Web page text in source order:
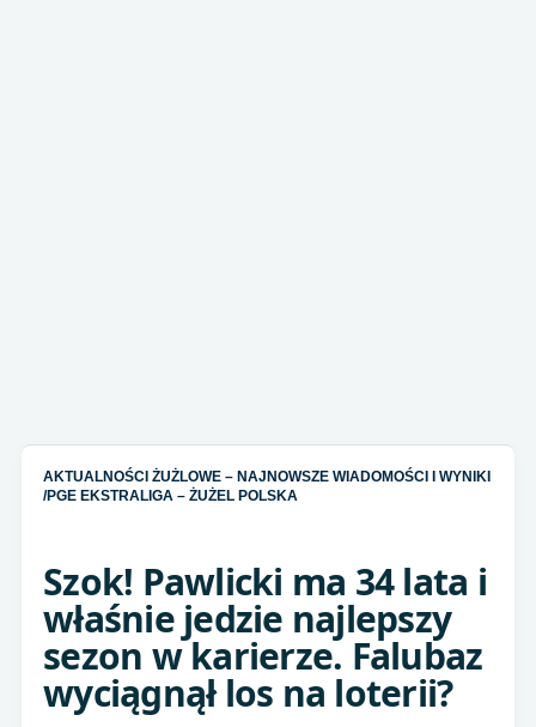
AKTUALNOŚCI ŻUŻLOWE – NAJNOWSZE WIADOMOŚCI I WYNIKI
/PGE EKSTRALIGA – ŻUŻEL POLSKA
Szok! Pawlicki ma 34 lata i
właśnie jedzie najlepszy
sezon w karierze. Falubaz
wyciągnął los na loterii?